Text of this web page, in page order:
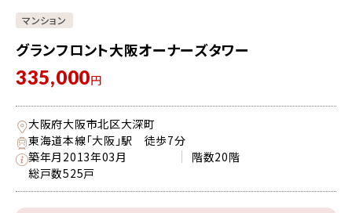
マンション
グランフロント大阪オーナーズタワー
335,000円
大阪府大阪市北区大深町
東海道本線「大阪」駅 徒歩7分
築年月 2013年03月 階数20階
総戸数525戸